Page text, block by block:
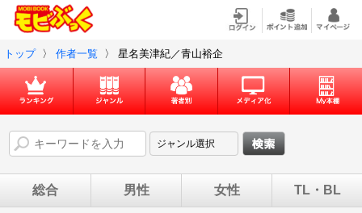
トップ 〉 作者一覧 〉 星名美津紀／青山裕企
総合 男性 女性 TL・BL